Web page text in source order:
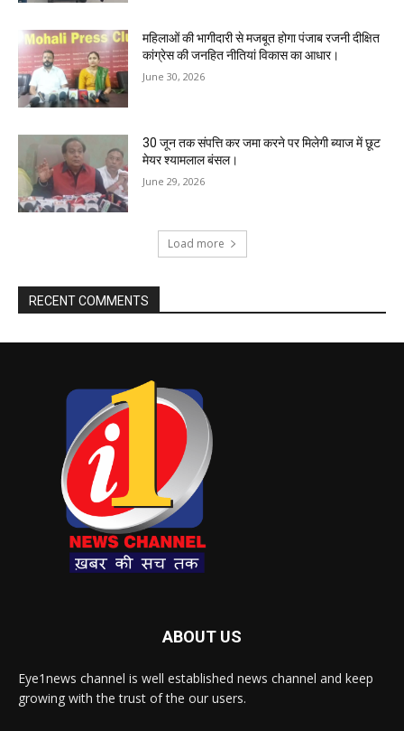
महिलाओं की भागीदारी से मजबूत होगा पंजाब रजनी दीक्षित
कांग्रेस की जनहित नीतियां विकास का आधार।
June 30, 2026
30 जून तक संपत्ति कर जमा करने पर मिलेगी ब्याज में छूट
मेयर श्यामलाल बंसल।
June 29, 2026
Load more
RECENT COMMENTS
ABOUT US
Eye1news channel is well established news channel and keep
growing with the trust of the our users.